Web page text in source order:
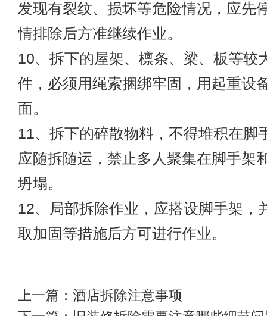
发现有裂纹、损坏等危险情况，应先
情排除后方准继续作业。
10、拆下的屋架、檩条、梁、板等较
件，必须用绳索捆绑牢固，用起重设
面。
11、拆下的碎散物料，不得堆积在脚
应随拆随运，禁止多人聚集在脚手架
坍塌。
12、局部拆除作业，应搭设脚手架，
取加固等措施后方可进行作业。
上一篇： 酒店拆除注意事项